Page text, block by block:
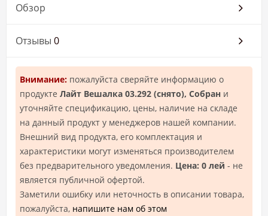
Обзор
Отзывы 0
Внимание: пожалуйста сверяйте информацию о
продукте Лайт Вешалка 03.292 (снято), Собран и
уточняйте спецификацию, цены, наличие на складе
на данный продукт у менеджеров нашей компании.
Внешний вид продукта, его комплектация и
характеристики могут изменяться производителем
без предварительного уведомления. Цена: 0 лей - не
является публичной офертой.
Заметили ошибку или неточность в описании товара,
пожалуйста, напишите нам об этом